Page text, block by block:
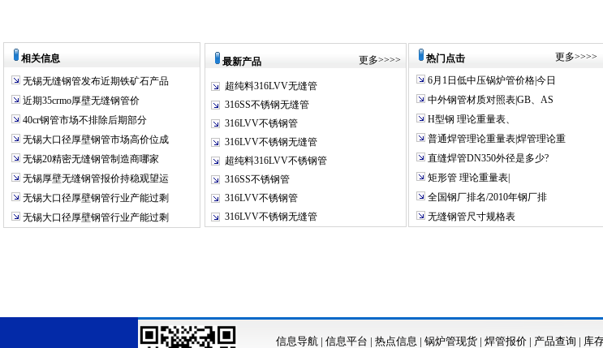
相关信息
无锡无缝钢管发布近期铁矿石产品
近期35crmo厚壁无缝钢管价
40cr钢管市场不排除后期部分
无锡大口径厚壁钢管市场高价位成
无锡20精密无缝钢管制造商哪家
无锡厚壁无缝钢管报价持稳观望运
无锡大口径厚壁钢管行业产能过剩
无锡大口径厚壁钢管行业产能过剩
最新产品 更多>>>>
超纯料316LVV无缝管
316SS不锈钢无缝管
316LVV不锈钢管
316LVV不锈钢无缝管
超纯料316LVV不锈钢管
316SS不锈钢管
316LVV不锈钢管
316LVV不锈钢无缝管
热门点击 更多>>>>
6月1日低中压锅炉管价格|今日
中外钢管材质对照表|GB、AS
H型钢 理论重量表、
普通焊管理论重量表|焊管理论重
直缝焊管DN350外径是多少?
矩形管 理论重量表|
全国钢厂排名/2010年钢厂排
无缝钢管尺寸规格表
信息导航| 信息平台 | 热点信息 | 锅炉管现货 | 焊管报价| 产品查询 | 库